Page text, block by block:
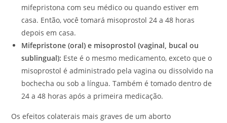
mifepristona com seu médico ou quando estiver em
casa. Então, você tomará misoprostol 24 a 48 horas
depois em casa.
Mifepristone (oral) e misoprostol (vaginal, bucal ou
sublingual): Este é o mesmo medicamento, exceto que o
misoprostol é administrado pela vagina ou dissolvido na
bochecha ou sob a língua. Também é tomado dentro de
24 a 48 horas após a primeira medicação.
Os efeitos colaterais mais graves de um aborto